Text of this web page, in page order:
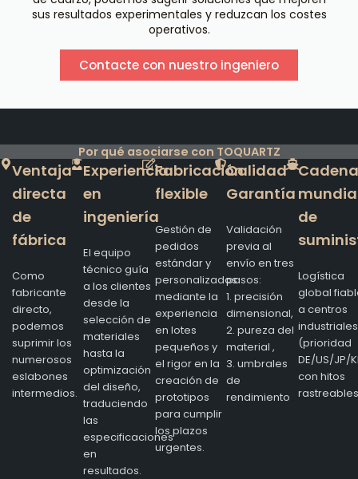
sus resultados experimentales y reduzcan los costes
operativos.
Contacte con nuestro ingeniero
Por qué asociarse con TOQUARTZ
Ventaja
directa
de
fábrica
Como
fabricante
directo,
podemos
suprimir los
numerosos
eslabones
intermedios.
Experiencia
en
ingeniería
El equipo
técnico guía
a los clientes
desde la
selección de
materiales
hasta la
optimización
del diseño,
traduciendo
las
especificaciones
en
resultados.
Fabricación
flexible
Gestión de
pedidos
estándar y
personalizados
mediante la
experiencia
en lotes
pequeños y
el rigor en la
creación de
prototipos
para cumplir
los plazos
urgentes.
Calidad
Garantía
Validación
previa al
envío en tres
pasos:
1. precisión
dimensional,
2. pureza del
material ,
3. umbrales
de
rendimiento
Cadena
de
Logística
global
a centros
industriales
(prioridad
DE/US/JP/
con hitos